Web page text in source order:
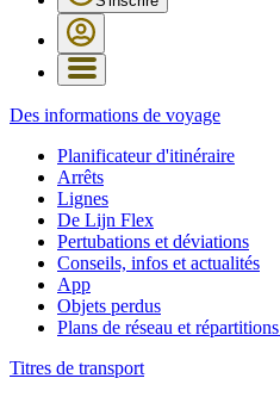
Des informations de voyage
Planificateur d'itinéraire
Arrêts
Lignes
De Lijn Flex
Pertubations et déviations
Conseils, infos et actualités
App
Objets perdus
Plans de réseau et
Titres de transport